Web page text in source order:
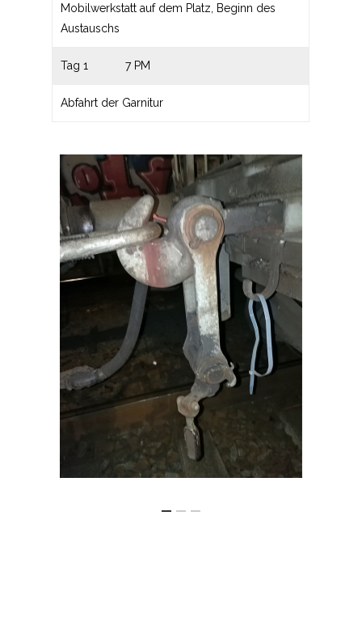
Mobilwerkstatt auf dem Platz, Beginn des
Austauschs
Tag 1 7 PM
Abfahrt der Garnitur